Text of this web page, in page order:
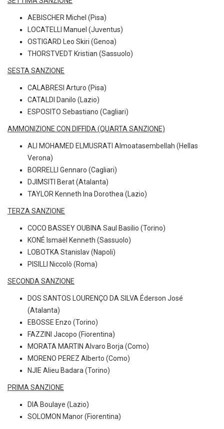
AEBISCHER Michel (Pisa)
LOCATELLI Manuel (Juventus)
OSTIGARD Leo Skiri (Genoa)
THORSTVEDT Kristian (Sassuolo)
SESTA SANZIONE
CALABRESI Arturo (Pisa)
CATALDI Danilo (Lazio)
ESPOSITO Sebastiano (Cagliari)
AMMONIZIONE CON DIFFIDA (QUARTA SANZIONE)
ALI MOHAMED ELMUSRATI Almoatasembellah (Hellas
Verona)
BORRELLI Gennaro (Cagliari)
DJIMSITI Berat (Atalanta)
TAYLOR Kenneth Ina Dorothea (Lazio)
TERZA SANZIONE
COCO BASSEY OUBINA Saul Basilio (Torino)
KONÉ Ismaël Kenneth (Sassuolo)
LOBOTKA Stanislav (Napoli)
PISILLI Niccolò (Roma)
SECONDA SANZIONE
DOS SANTOS LOURENÇO DA SILVA Éderson José
(Atalanta)
EBOSSE Enzo (Torino)
FAZZINI Jacopo (Fiorentina)
MORATA MARTIN Alvaro Borja (Como)
MORENO PEREZ Alberto (Como)
NJIE Alieu Badara (Torino)
PRIMA SANZIONE
DIA Boulaye (Lazio)
SOLOMON Manor (Fiorentina)